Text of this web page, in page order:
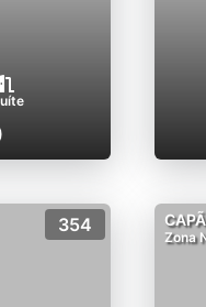
354
Zona